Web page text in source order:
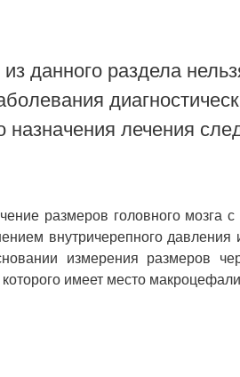
данного раздела
назначения лечения
размеров головного мозга
внутричерепного давления
измерения размеров
имеет место